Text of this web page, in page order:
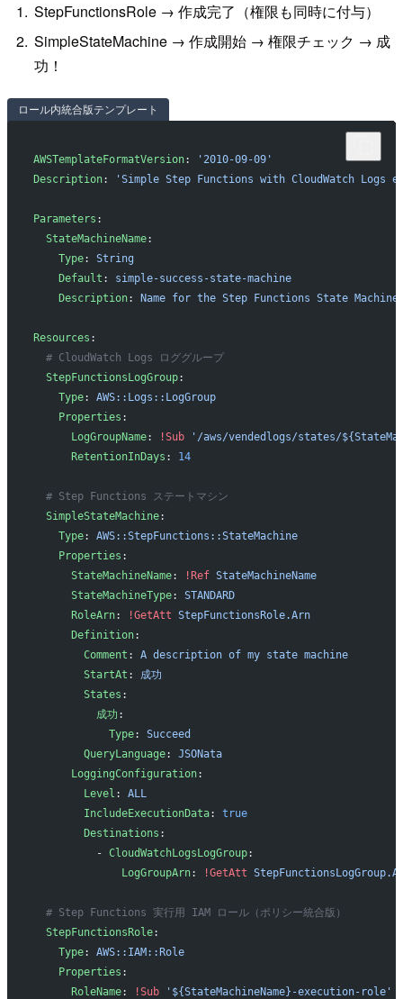
StepFunctionsRole → 作成完了（権限も同時に付与）
SimpleStateMachine → 作成開始 → 権限チェック → 成
功！
ロール内統合版テンプレート
AWSTemplateFormatVersion:
'2010-09-09'
Description: 'Simple Step Functions with CloudWatch Logs
Parameters :
  StateMachineName
:
    Type
: String
    Default
: simple-success-state-machine
    Description
: Name for the Step Functions State Machine
Resources :
  # CloudWatch Logs ロググループ
  StepFunctionsLogGroup
:
    Type
: AWS::Logs::LogGroup
    Properties
:
      LogGroupName
: !Sub '/aws/vendedlogs/states/
      RetentionInDays
: 14
  # Step Functions ステートマシン
  SimpleStateMachine
:
    Type
: AWS::StepFunctions::StateMachine
    Properties
:
      StateMachineName
: !Ref StateMachineName
      StateMachineType
: STANDARD
      RoleArn
: !GetAtt StepFunctionsRole.Arn
      Definition
:
        Comment
: A description of my state machine
        StartAt
: 成功
        States
:
          成功
:
            Type
: Succeed
        QueryLanguage
: JSONata
      LoggingConfiguration
:
        Level
: ALL
        IncludeExecutionData
: true
        Destinations
:
          -
CloudWatchLogsLogGroup:
              LogGroupArn
: !GetAtt
  # Step Functions 実行用 IAM ロール（ポリシー統合版）
  StepFunctionsRole
:
    Type
: AWS::IAM::Role
    Properties
:
      RoleName
: !Sub '${StateMachineName}-execution-role'